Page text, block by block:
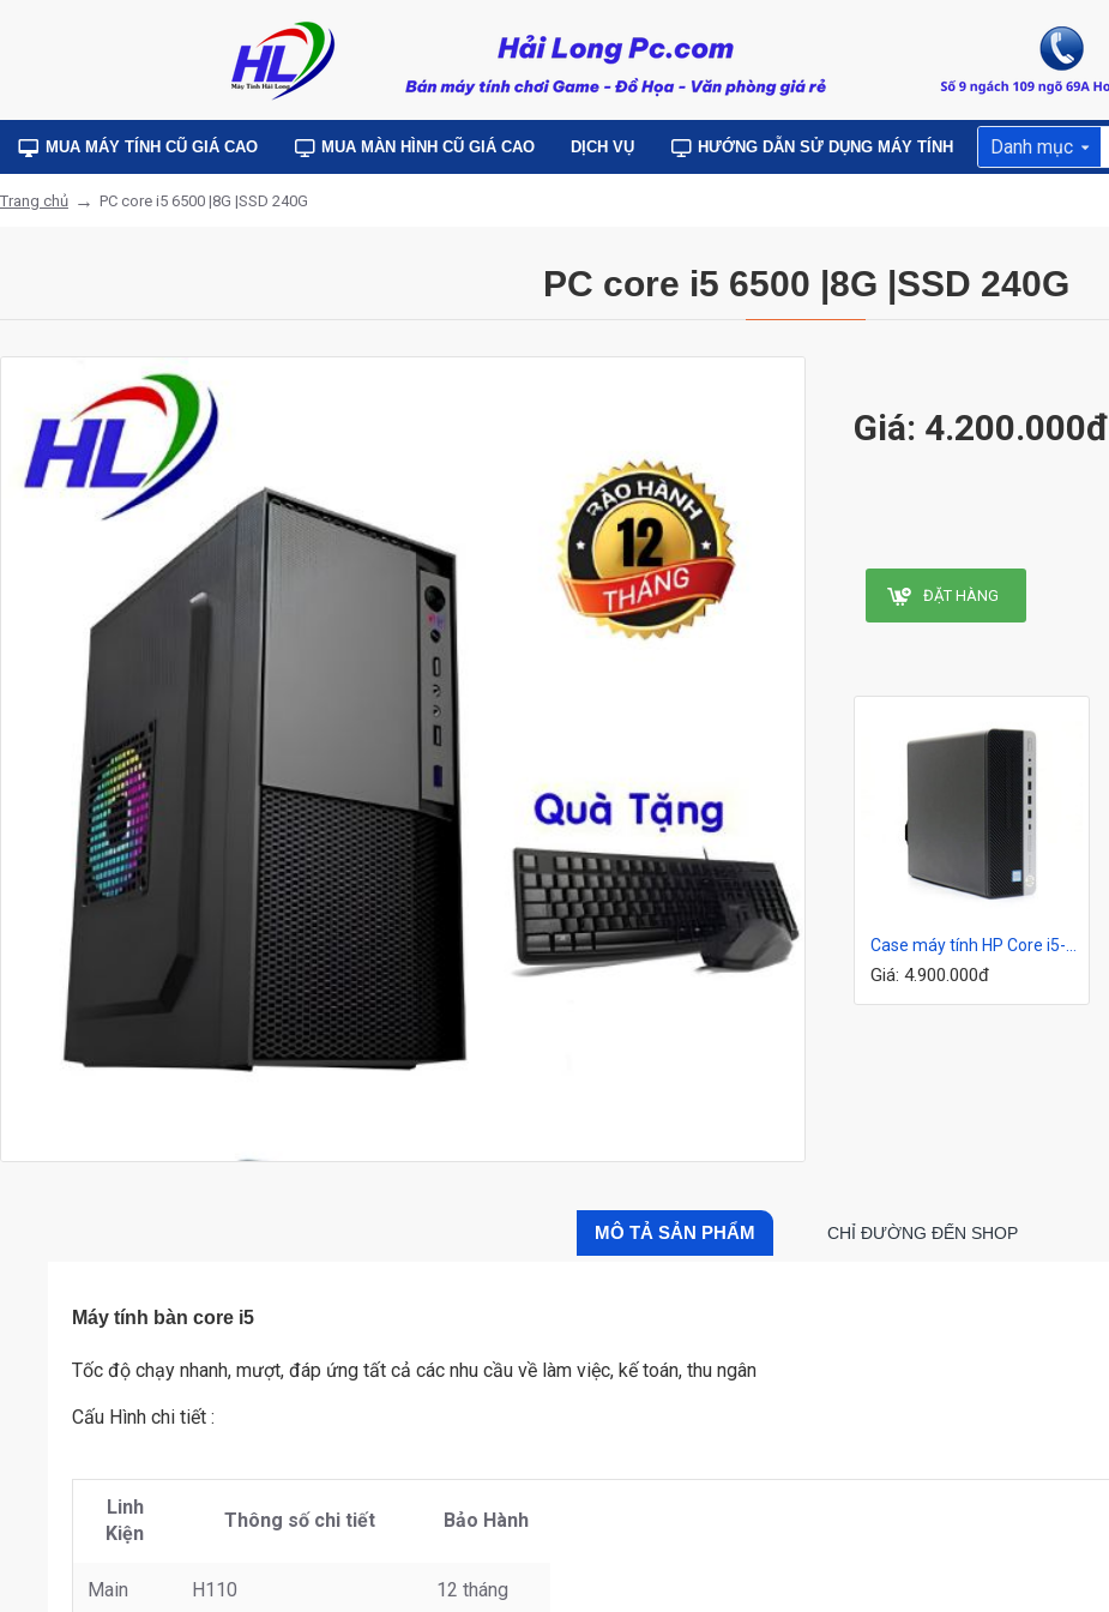
MUA MÁY TÍNH CŨ GIÁ CAO MUA MÀN HÌNH CŨ GIÁ CAO DỊCH VỤ HƯỚNG DẪN SỬ DỤNG MÁY TÍNH Danh mục
Trang chủ PC core i5 6500 |8G |SSD 240G
PC core i5 6500 |8G |SSD 240G
Giá: 4.200.000đ
ĐẶT HÀNG
Case máy tính Core i7-4770|16G |SSD240G
Giá: 4.500.000đ
Case máy tính Core i7-6700|16G |SSD 256G
Giá: 5.700.000đ Giá: 3.500.000đ
Case máy tính HP Core i5-8400 |8G| SSd 256G
Giá: 4.900.000đ
MÔ TẢ SẢN PHẨM CHỈ ĐƯỜNG ĐẾN SHOP
Máy tính bàn core i5
Tốc độ chạy nhanh, mượt, đáp ứng tất cả các nhu cầu về làm việc, kế toán, thu ngân
Cấu Hình chi tiết :
Linh
Kiện
Thông số chi tiết Bảo Hành
Main H110 12 tháng